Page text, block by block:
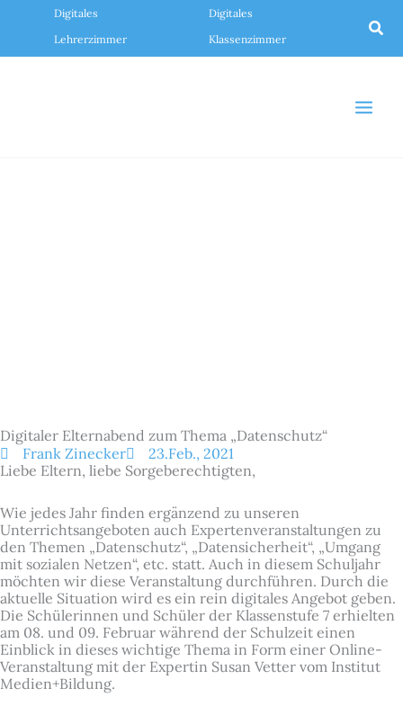
springen
Digitales
Lehrerzimmer
Digitales
Klassenzimmer
Digitaler Elternabend zum Thema „Datenschutz“
Frank Zinecker
23.Feb., 2021
Liebe Eltern, liebe Sorgeberechtigten,
Wie jedes Jahr finden ergänzend zu unseren
Unterrichtsangeboten auch Expertenveranstaltungen zu
den Themen „Datenschutz“, „Datensicherheit“, „Umgang
mit sozialen Netzen“, etc. statt. Auch in diesem Schuljahr
möchten wir diese Veranstaltung durchführen. Durch die
aktuelle Situation wird es ein rein digitales Angebot geben.
Die Schülerinnen und Schüler der Klassenstufe 7 erhielten
am 08. und 09. Februar während der Schulzeit einen
Einblick in dieses wichtige Thema in Form einer Online-
Veranstaltung mit der Expertin Susan Vetter vom Institut
Medien+Bildung.